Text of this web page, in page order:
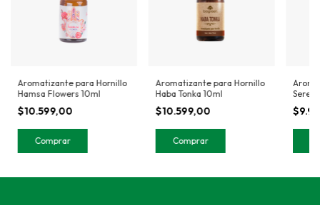
Aromatizante para Hornillo
Hamsa Flowers 10ml
$10.599,00
Aromatizante para Hornillo
Haba Tonka 10ml
$10.599,00